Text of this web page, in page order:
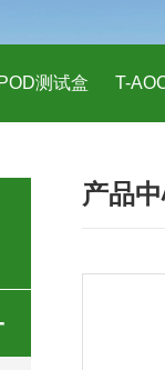
POD测试盒 T-
试剂盒
剂盒现货速发
试剂盒厂家直销
产品